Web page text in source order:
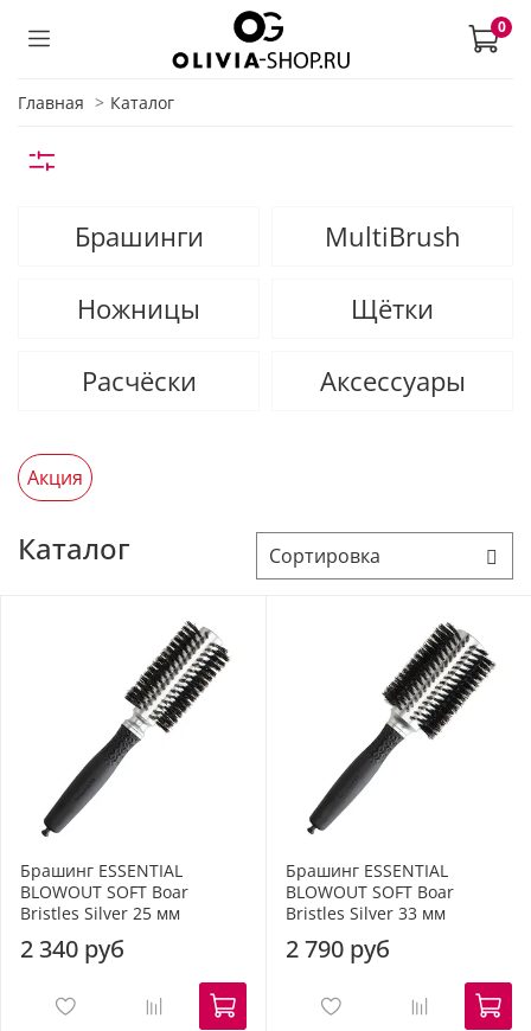
0
Главная Каталог
Брашинги MultiBrush
Ножницы Щётки
Расчёски Аксессуары
Акция
Каталог
Брашинг ESSENTIAL
BLOWOUT SOFT Boar
Bristles Silver 25 мм
2 340 руб
Брашинг ESSENTIAL
BLOWOUT SOFT Boar
Bristles Silver 33 мм
2 790 руб